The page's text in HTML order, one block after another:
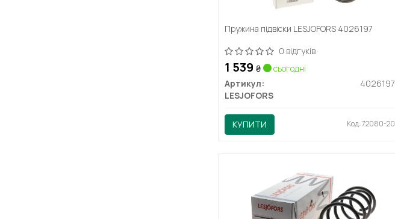
Пружина підвіски LESJOFORS 4026197
0 відгуків
1 539 ₴
сьогодні
Артикул:
4026197
LESJOFORS
КУПИТИ Код: 72080-20